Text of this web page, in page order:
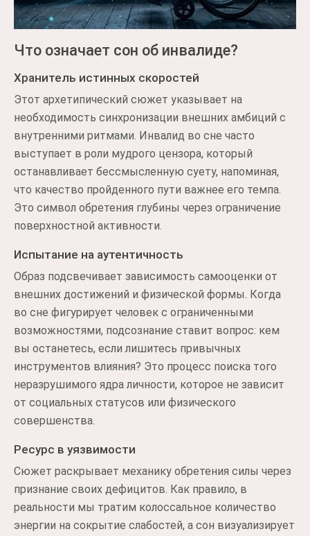
Что означает сон об инвалиде?
Хранитель истинных скоростей
Этот архетипический сюжет указывает на
необходимость синхронизации внешних амбиций с
внутренними ритмами. Инвалид во сне часто
выступает в роли мудрого цензора, который
останавливает бессмысленную суету, напоминая,
что качество пройденного пути важнее его темпа.
Это символ обретения глубины через ограничение
поверхностной активности.
Испытание на аутентичность
Образ подсвечивает зависимость самооценки от
внешних достижений и физической формы. Когда
во сне фигурирует человек с ограниченными
возможностями, подсознание ставит вопрос: кем
вы останетесь, если лишитесь привычных
инструментов влияния? Это процесс поиска того
неразрушимого ядра личности, которое не зависит
от социальных статусов или физического
совершенства.
Ресурс в уязвимости
Сюжет раскрывает механику обретения силы через
признание своих дефицитов. Как правило, в
реальности мы тратим колоссальное количество
энергии на сокрытие слабостей, а сон визуализирует